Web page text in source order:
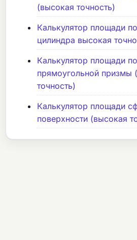
(высокая точность)
Калькулятор площади
цилиндра высокая
Калькулятор площади
прямоугольной призмы
точность)
Калькулятор площади
поверхности (высокая